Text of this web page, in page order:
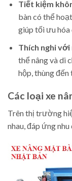
Tiết kiệm
bàn có thể
giúp tối ưu hóa
Thích nghi với
thể nâng và di
hộp, thùng đến
Các loại xe
Trên thị trường
nhau, đáp ứng